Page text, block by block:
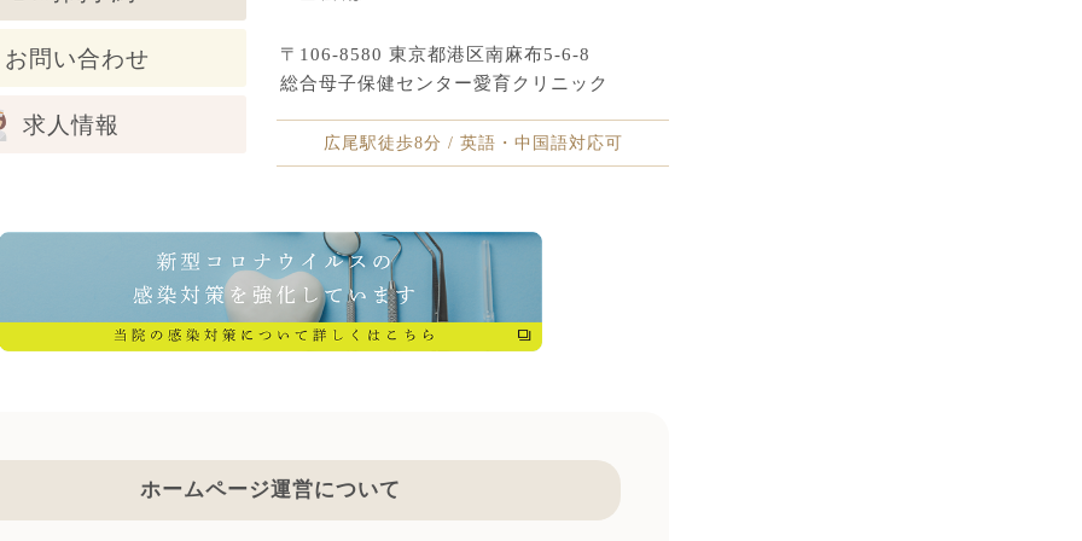
お問い合わせ
求人情報
〒106-8580 東京都港区南麻布5-6-8
総合母子保健センター愛育クリニック
広尾駅徒歩8分 / 英語・中国語対応可
ホームページ運営について